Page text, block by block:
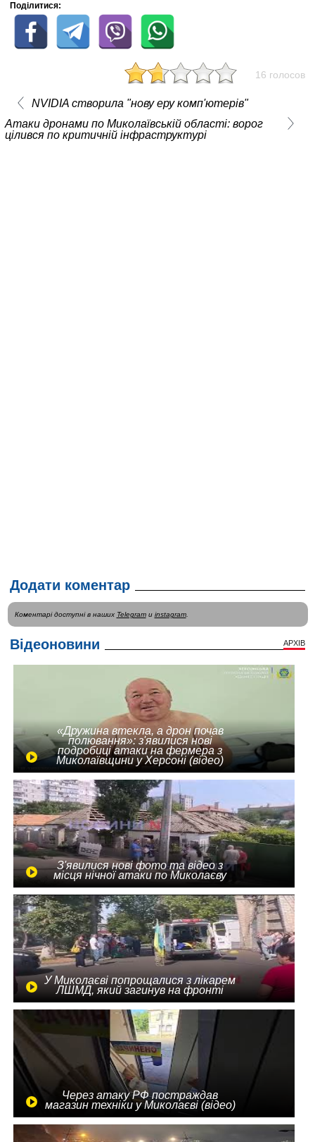
Поділитися:
16 голосов
NVIDIA створила "нову еру комп'ютерів"
Атаки дронами по Миколаївській області: ворог
цілився по критичній інфраструктурі
Додати коментар
Коментарі доступні в наших Telegramи instagram.
Відеоновини АРХІВ
«Дружина втекла, а дрон почав
полювання»: з'явилися нові
подробиці атаки на фермера з
Миколаївщини у Херсоні (відео)
З'явилися нові фото та відео з
місця нічної атаки по Миколаєву
У Миколаєві попрощалися з лікарем
ЛШМД, який загинув на фронті
Через атаку РФ постраждав
магазин техніки у Миколаєві (відео)